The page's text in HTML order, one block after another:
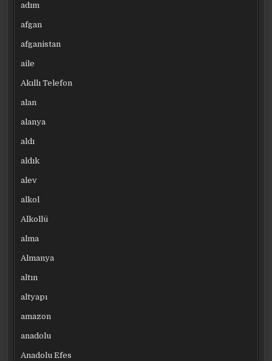
adım
afgan
afganistan
aile
Akıllı Telefon
alan
alanya
aldı
aldık
alev
alkol
Alkollü
alma
Almanya
altın
altyapı
amazon
anadolu
Anadolu Efes